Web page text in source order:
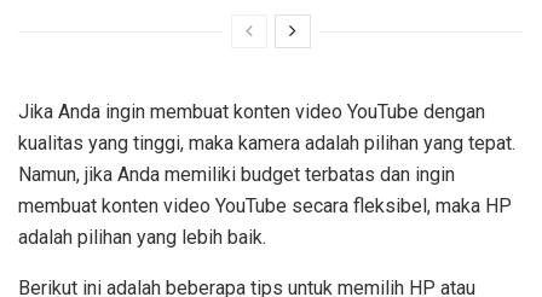
Jika Anda ingin membuat konten video YouTube dengan
kualitas yang tinggi, maka kamera adalah pilihan yang tepat.
Namun, jika Anda memiliki budget terbatas dan ingin
membuat konten video YouTube secara fleksibel, maka HP
adalah pilihan yang lebih baik.
Berikut ini adalah beberapa tips untuk memilih HP atau